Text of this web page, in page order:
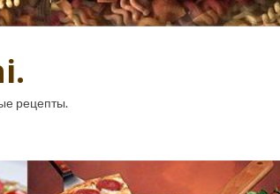
рецепты.